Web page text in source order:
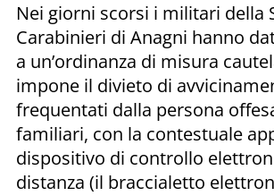
Nei giorni scorsi i militari della
Carabinieri di Anagni hanno
a un’ordinanza di misura
impone il divieto di
frequentati dalla persona
familiari, con la contestuale
dispositivo di controllo
distanza (il braccialetto